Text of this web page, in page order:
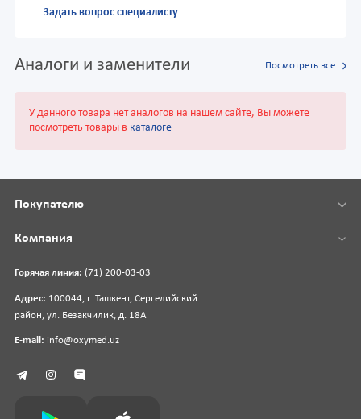
Задать вопрос специалисту
Аналоги и заменители Посмотреть все
У данного товара нет аналогов на нашем сайте, Вы можете
посмотреть товары в каталоге
Горячая линия: (71) 200-03-03
Адрес: 100044, г. Ташкент, Сергелийский
район, ул. Безакчилик, д. 18А
E-mail: info@oxymed.uz
Покупателю
Компания